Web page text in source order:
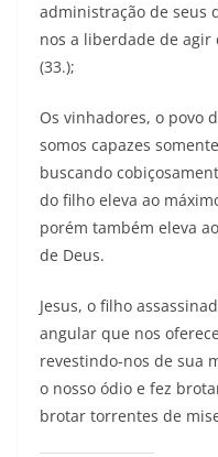
administração de seus
nos a liberdade de agir
(33.);
Os vinhadores, o povo
somos capazes
buscando
do filho eleva ao
porém também eleva
de Deus.
Jesus, o filho
angular que nos
revestindo-nos de sua
o nosso ódio e fez
brotar torrentes de